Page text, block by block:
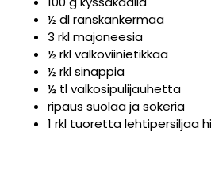
½ dl ranskankermaa
3 rkl majoneesia
½ rkl valkoviinietikkaa
½ rkl sinappia
½ tl valkosipulijauhetta
ripaus suolaa ja sokeria
1 rkl tuoretta lehtipersiljaa